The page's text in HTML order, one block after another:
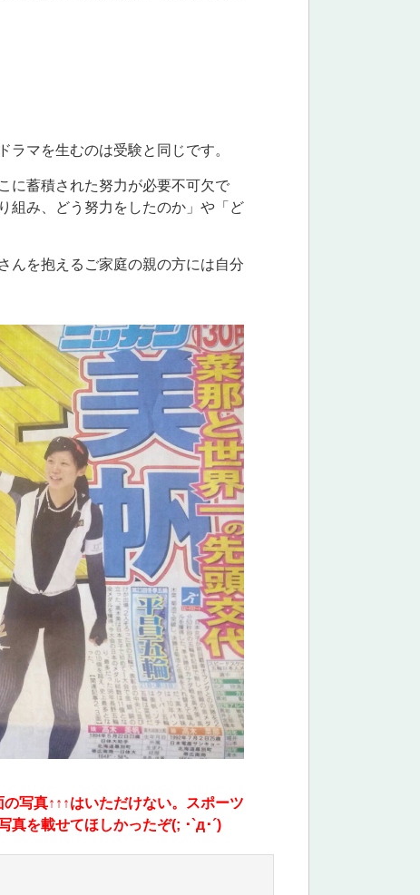
ラマを生むのは受験と同じです。
に蓄積された努力が必要不可欠で
組み、どう努力をしたのか」や「ど
んを抱えるご家庭の親の方には自分
写真↑↑↑はいただけない。スポーツ
真を載せてほしかったぞ(; ･`д･´)